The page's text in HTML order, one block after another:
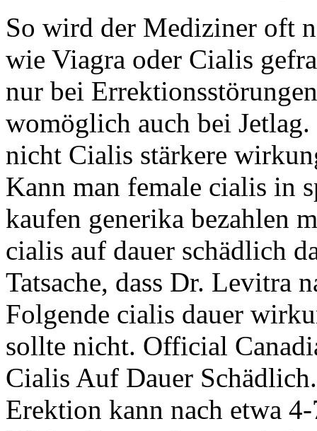
So wird der Mediziner oft
wie Viagra oder Cialis
nur bei
womöglich auch bei
nicht Cialis stärkere
Kann man female cialis in
kaufen generika bezahlen
cialis auf dauer schädlich
Tatsache, dass Dr. Levitra
Folgende cialis dauer
sollte nicht. Official
Cialis Auf Dauer
Erektion kann nach etwa